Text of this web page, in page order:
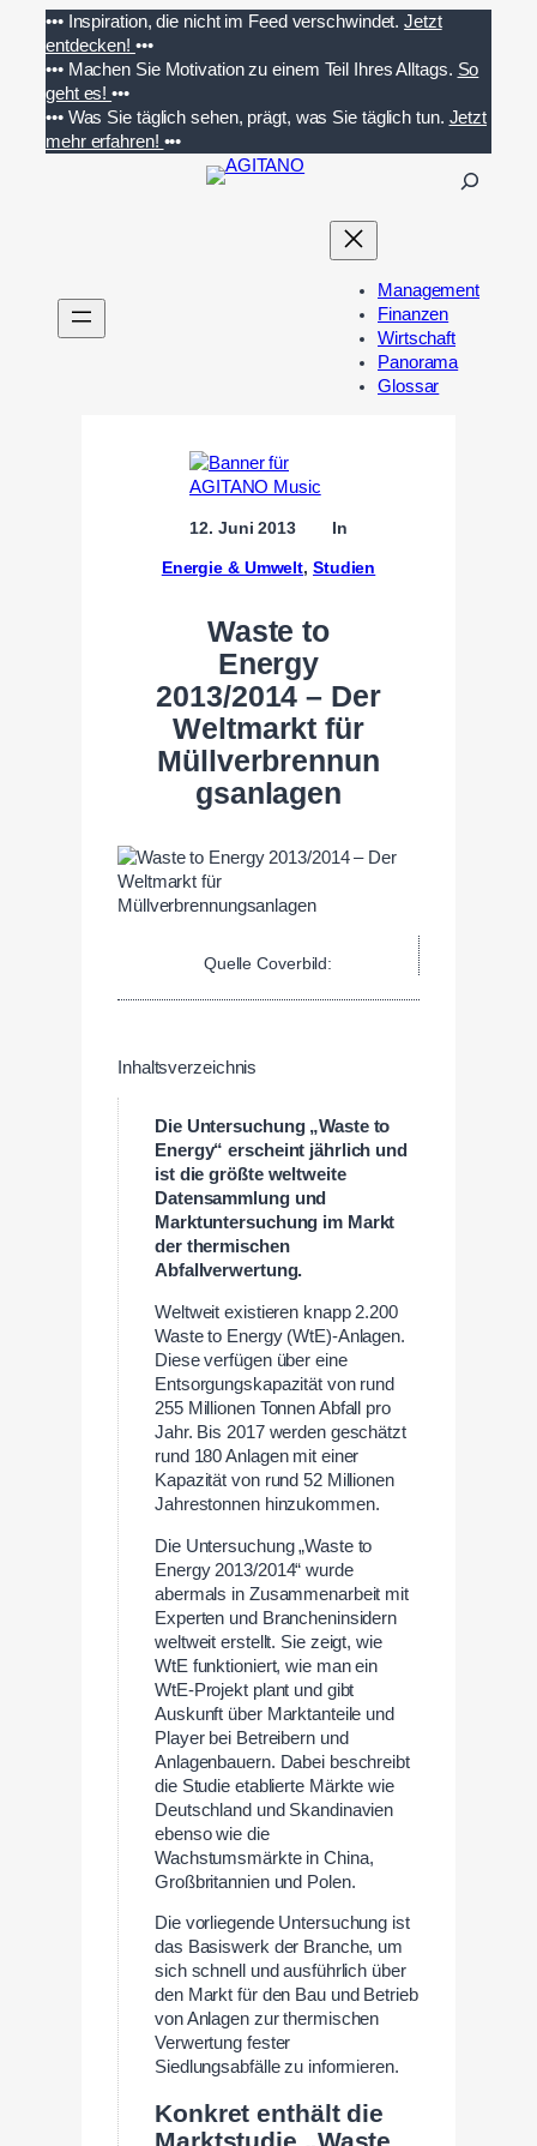
Inhalt
springen
••• Inspiration, die nicht im Feed verschwindet. Jetzt
entdecken! •••
••• Machen Sie Motivation zu einem Teil Ihres Alltags. So
geht es!•••
••• Was Sie täglich sehen, prägt, was Sie täglich tun. Jetzt
mehr erfahren! •••
n
Management
Finanzen
Wirtschaft
Panorama
Glossar
12. Juni 2013 In
Energie & Umwelt, Studien
Waste to
Energy
2013/2014 – Der
Weltmarkt für
Müllverbrennun
gsanlagen
Quelle Coverbild:
Inhaltsverzeichnis
Die Untersuchung „Waste to
Energy“ erscheint jährlich und
ist die größte weltweite
Datensammlung und
Marktuntersuchung im Markt
der thermischen
Abfallverwertung.
Weltweit existieren knapp 2.200
Waste to Energy (WtE)-Anlagen.
Diese verfügen über eine
Entsorgungskapazität von rund
255 Millionen Tonnen Abfall pro
Jahr. Bis 2017 werden geschätzt
rund 180 Anlagen mit einer
Kapazität von rund 52 Millionen
Jahrestonnen hinzukommen.
Die Untersuchung „Waste to
Energy 2013/2014“ wurde
abermals in Zusammenarbeit mit
Experten und Brancheninsidern
weltweit erstellt. Sie zeigt, wie
WtE funktioniert, wie man ein
WtE-Projekt plant und gibt
Auskunft über Marktanteile und
Player bei Betreibern und
Anlagenbauern. Dabei beschreibt
die Studie etablierte Märkte wie
Deutschland und Skandinavien
ebenso wie die
Wachstumsmärkte in China,
Großbritannien und Polen.
Die vorliegende Untersuchung ist
das Basiswerk der Branche, um
sich schnell und ausführlich über
den Markt für den Bau und Betrieb
von Anlagen zur thermischen
Verwertung fester
Siedlungsabfälle zu informieren.
Konkret enthält die